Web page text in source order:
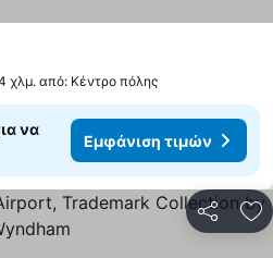
τιμών
χλμ. από: Κέντρο πόλης
να
Εμφάνιση τιμών